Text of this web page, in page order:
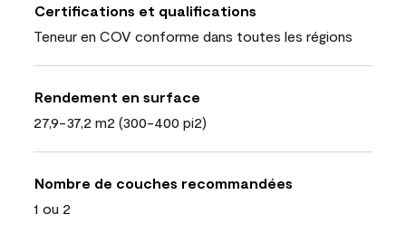
Certifications et qualifications
Teneur en COV conforme dans toutes les régions
Rendement en surface
27,9-37,2 m2 (300-400 pi2)
Nombre de couches recommandées
1 ou 2